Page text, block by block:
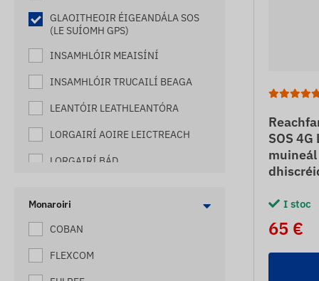
GLAOITHEOIR ÉIGEANDÁLA SOS
(LE SUÍOMH GPS)
INSAMHLÓIR MEAISÍNÍ
INSAMHLÓIR TRUCAILÍ BEAGA
LEANTÓIR LEATHLEANTÓRA
LORGAIRÍ AOIRE LEICTREACH
LORGAIRÍ BÁD
Monaroiri
COBAN
FLEXCOM
SOS
I stoc
65 €